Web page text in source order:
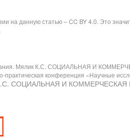
на данную статью – CC BY 4.0. Это
Мялик К.С. СОЦИАЛЬНАЯ И
практическая конференция «Научные
К.С. СОЦИАЛЬНАЯ И